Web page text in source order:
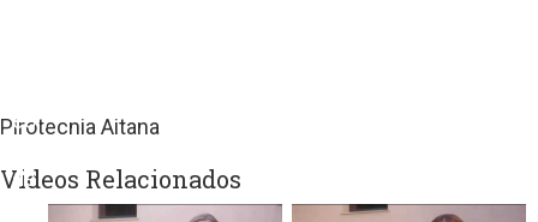
con
de
privacidad
Pirotecnia Aitana
Videos Relacionados